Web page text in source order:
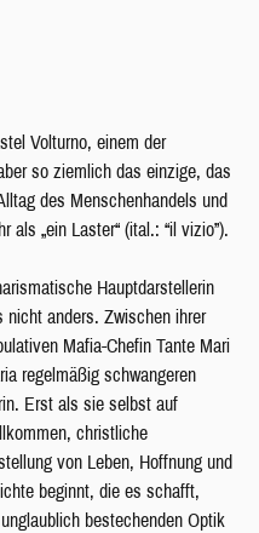
Volturno, einem der
so ziemlich das einzige, das
des Menschenhandels und
„ein Laster“ (ital.: “il vizio”).
Hauptdarstellerin
anders. Zwischen ihrer
Mafia-Chefin Tante Mari
regelmäßig schwangeren
Erst als sie selbst auf
christliche
von Leben, Hoffnung und
beginnt, die es schafft,
bestechenden Optik